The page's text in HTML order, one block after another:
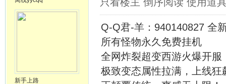
新手上路
Q-Q君-羊：940140827 全
所有怪物永久免费挂机
全网炸裂超变西游火爆开服
极致变态属性拉满，上线